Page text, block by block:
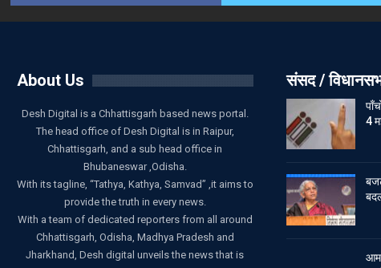
About Us
Desh Digital is a Chhattisgarh based news portal.
The head office of Desh Digital is in Raipur,
Chhattisgarh, and a sub head office in
Bhubaneswar ,Odisha.
With its tagline, “Tathya, Kathya, Samvad” ,it aims to
provide the truth in every news.
With a team of dedicated reporters from all around
Chhattisgarh, Odisha, Madhya Pradesh and
Jharkhand, Desh digital unveils the news that is
संसद /
4
आम